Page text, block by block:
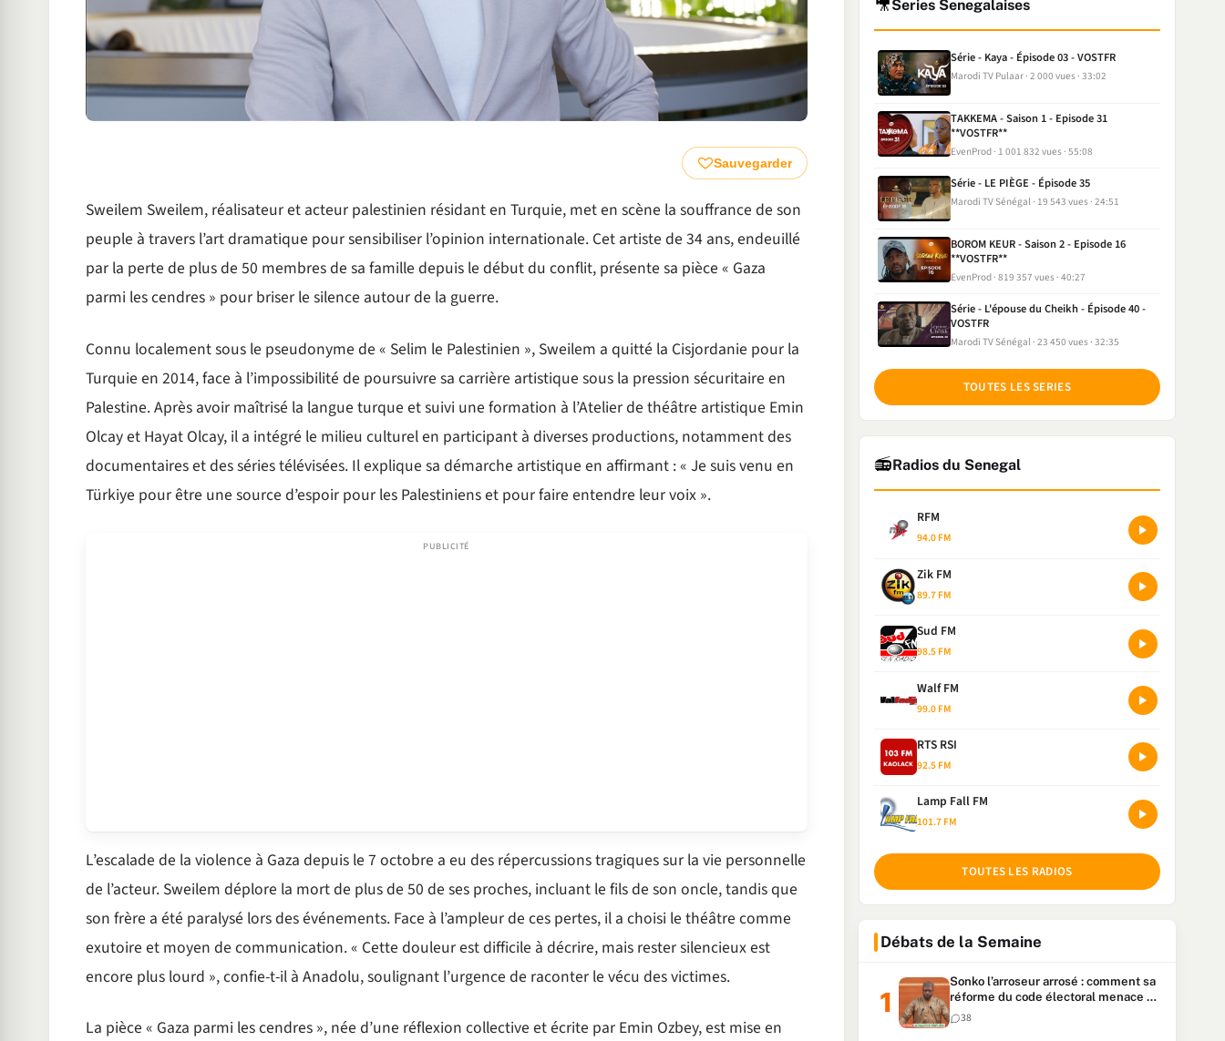
Sauvegarder
Sweilem Sweilem, réalisateur et acteur palestinien résidant en Turquie, met en scène la souffrance de son
peuple à travers l’art dramatique pour sensibiliser l’opinion internationale. Cet artiste de 34 ans, endeuillé
par la perte de plus de 50 membres de sa famille depuis le début du conflit, présente sa pièce « Gaza
parmi les cendres » pour briser le silence autour de la guerre.
Connu localement sous le pseudonyme de « Selim le Palestinien », Sweilem a quitté la Cisjordanie pour la
Turquie en 2014, face à l’impossibilité de poursuivre sa carrière artistique sous la pression sécuritaire en
Palestine. Après avoir maîtrisé la langue turque et suivi une formation à l’Atelier de théâtre artistique Emin
Olcay et Hayat Olcay, il a intégré le milieu culturel en participant à diverses productions, notamment des
documentaires et des séries télévisées. Il explique sa démarche artistique en affirmant : « Je suis venu en
Türkiye pour être une source d’espoir pour les Palestiniens et pour faire entendre leur voix ».
L’escalade de la violence à Gaza depuis le 7 octobre a eu des répercussions tragiques sur la vie personnelle
de l’acteur. Sweilem déplore la mort de plus de 50 de ses proches, incluant le fils de son oncle, tandis que
son frère a été paralysé lors des événements. Face à l’ampleur de ces pertes, il a choisi le théâtre comme
exutoire et moyen de communication. « Cette douleur est difficile à décrire, mais rester silencieux est
encore plus lourd », confie-t-il à Anadolu, soulignant l’urgence de raconter le vécu des victimes.
La pièce « Gaza parmi les cendres », née d’une réflexion collective et écrite par Emin Ozbey, est mise en
🎥Series Senegalaises
Série - Kaya - Épisode 03 - VOSTFR
Marodi TV Pulaar 2 000 vues 33:02
TAKKEMA - Saison 1 - Episode 31
**VOSTFR**
EvenProd 1 001 832 vues 55:08
Série - LE PIÈGE - Épisode 35
Marodi TV Sénégal 19 543 vues 24:51
BOROM KEUR - Saison 2 - Episode 16
**VOSTFR**
EvenProd 819 357 vues 40:27
Série - L'épouse du Cheikh - Épisode 40 -
VOSTFR
Marodi TV Sénégal 23 450 vues 32:35
TOUTES LES SERIES
📻Radios du Senegal
RFM
94.0 FM
Zik FM
89.7 FM
Sud FM
98.5 FM
Walf FM
99.0 FM
RTS RSI
92.5 FM
Lamp Fall FM
101.7 FM
TOUTES LES RADIOS
Débats de la Semaine
Sonko l’arroseur arrosé : comment sa
réforme du code électoral menace sa
candidature
38